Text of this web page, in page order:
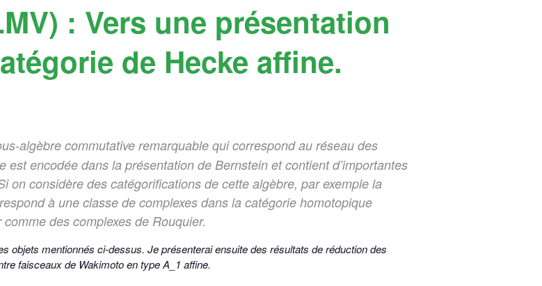
: Vers une présentation
de Hecke affine.
algèbre commutative remarquable qui correspond au réseau des
encodée dans la présentation de Bernstein et contient d’importantes
on considère des catégorifications de cette algèbre, par exemple la
à une classe de complexes dans la catégorie homotopique
des complexes de Rouquier.
objets mentionnés ci-dessus. Je présenterai ensuite des résultats de réduction des
faisceaux de Wakimoto en type A_1 affine.